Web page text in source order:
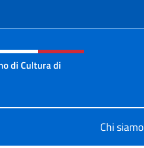
e menù
di Cultura di
Chi siamo